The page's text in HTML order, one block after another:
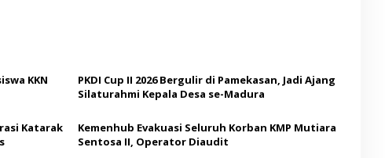
KKN
PKDI Cup II 2026 Bergulir di Pamekasan, Jadi Ajang
Silaturahmi Kepala Desa se-Madura
Katarak
Kemenhub Evakuasi Seluruh Korban KMP Mutiara
Sentosa II, Operator Diaudit